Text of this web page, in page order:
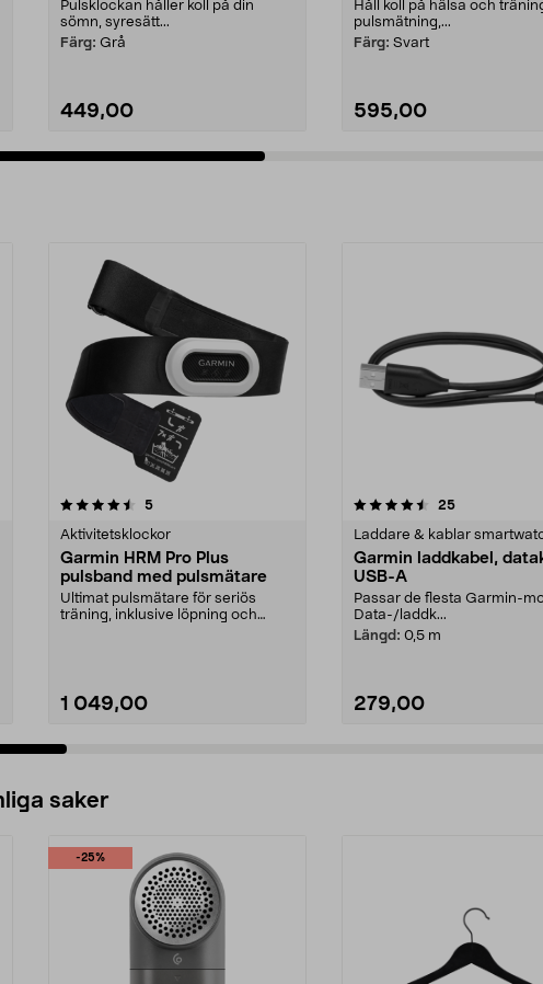
Pulsklockan håller koll på din
sömn, syresätt...
Färg: Grå
449,00
Håll koll på hälsa och
pulsmätning,...
Färg: Svart
595,00
5recensioner
Aktivitetsklockor
Garmin HRM Pro Plus
pulsband med pulsmätare
Ultimat pulsmätare för seriös
träning, inklusive löpning och
1 049,00
4.5av 5 stjärnor 25recensioner
Laddare & kablar
Garmin laddkabel,
USB-A
Passar de flesta Garmin-
Data-/laddk...
Längd: 0,5 m
279,00
4.5av 5 stjärnor
saker
-25%